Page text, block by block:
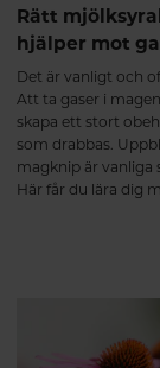
Rätt
hjälper mot
Det är vanligt och
Att ta gaser i
skapa ett stort
som drabbas.
magknip är vanliga
Här får du lära dig